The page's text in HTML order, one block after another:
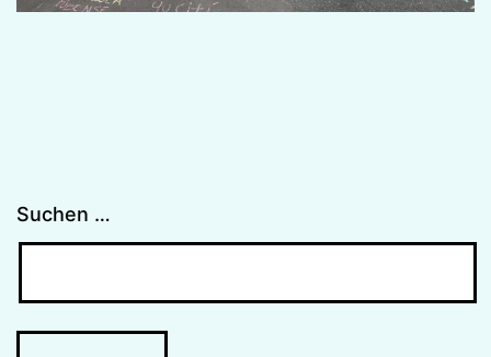
Suchen …